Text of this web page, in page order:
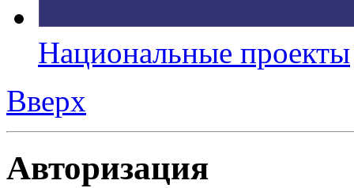
Национальные проекты
Вверх
Авторизация